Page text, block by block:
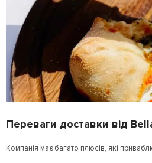
Переваги доставки від
Компанія має багато плюсів, які